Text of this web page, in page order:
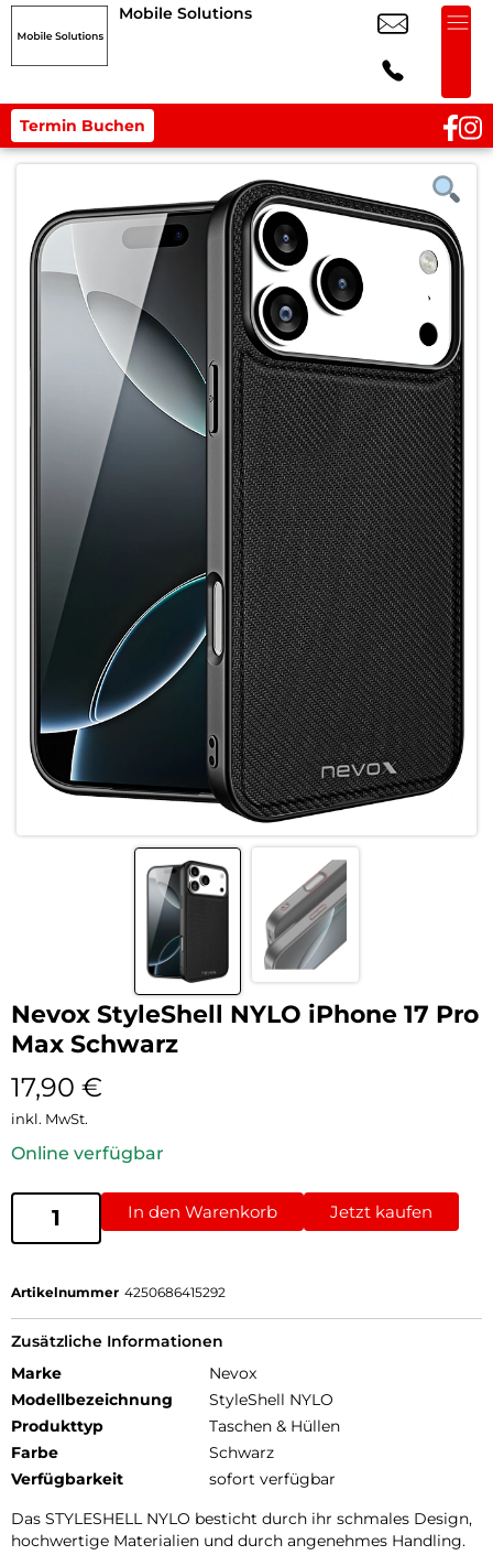
Mobile Solutions
Termin Buchen
Nevox StyleShell NYLO iPhone 17 Pro
Max Schwarz
17,90 €
inkl. MwSt.
Online verfügbar
In den Warenkorb Jetzt kaufen
Artikelnummer 4250686415292
Zusätzliche Informationen
Marke
Nevox
Modellbezeichnung
StyleShell NYLO
Produkttyp
Taschen & Hüllen
Farbe
Schwarz
Verfügbarkeit
sofort verfügbar
Das STYLESHELL NYLO besticht durch ihr schmales Design,
hochwertige Materialien und durch angenehmes Handling.